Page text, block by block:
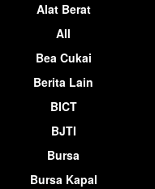
Alat Berat
All
Bea Cukai
Berita Lain
BICT
BJTI
Bursa
Bursa Kapal